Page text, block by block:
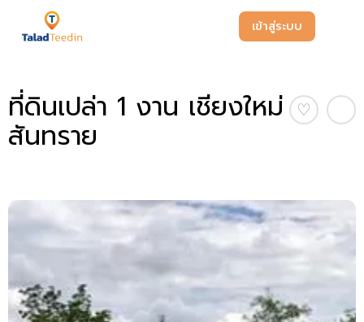
เข้าสู่ระบบ
ที่ดินเปล่า 1 งาน เชียงใหม่
สันทราย
♡